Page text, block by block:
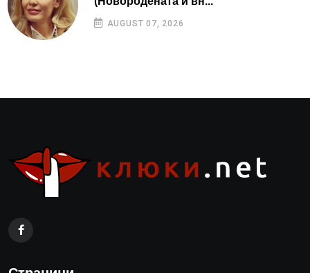
AUGUST 07, 2026